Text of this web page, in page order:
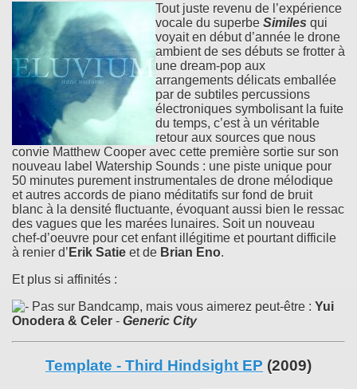
Tout juste revenu de l’expérience
vocale du superbe Similes qui
voyait en début d’année le drone
ambient de ses débuts se frotter à
une dream-pop aux
arrangements délicats emballée
par de subtiles percussions
électroniques symbolisant la fuite
du temps, c’est à un véritable
retour aux sources que nous
convie Matthew Cooper avec cette première sortie sur son
nouveau label Watership Sounds : une piste unique pour
50 minutes purement instrumentales de drone mélodique
et autres accords de piano méditatifs sur fond de bruit
blanc à la densité fluctuante, évoquant aussi bien le ressac
des vagues que les marées lunaires. Soit un nouveau
chef-d’oeuvre pour cet enfant illégitime et pourtant difficile
à renier d’ Erik Satie et de Brian Eno.
Et plus si affinités :
Pas sur Bandcamp, mais vous aimerez peut-être : Yui
Onodera & Celer - Generic City
Template - Third Hindsight EP (2009)